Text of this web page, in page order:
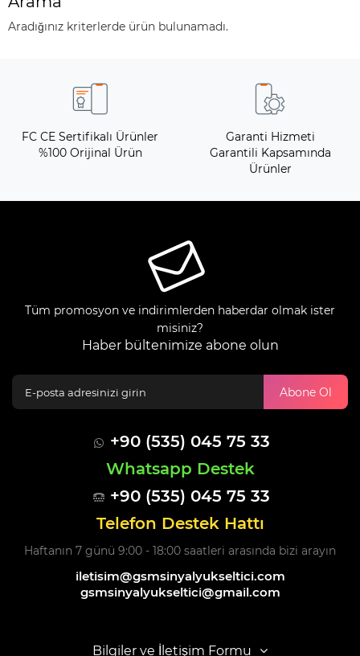
Aradığınız kriterlerde ürün bulunamadı.
FC CE Sertifikalı Ürünler
%100 Orijinal Ürün
Garanti Hizmeti
Garantili Kapsamında
Ürünler
Tüm promosyon ve indirimlerden haberdar olmak ister
misiniz?
Haber bültenimize abone olun
Abone Ol
+90 (535) 045 75 33
Whatsapp Destek
+90 (535) 045 75 33
Telefon Destek Hattı
Haftanın 7 günü 9:00 - 18:00 saatleri arasında bizi arayın
iletisim@gsmsinyalyukseltici.com
gsmsinyalyukseltici@gmail.com
Bilgiler ve İletişim Formu